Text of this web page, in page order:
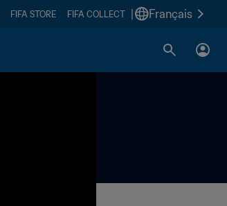
FIFA STORE FIFA COLLECT Français